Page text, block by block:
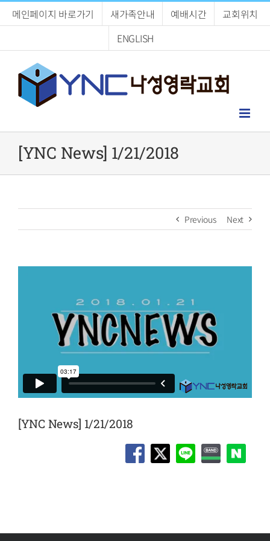
메인페이지 바로가기 새가족안내 예배시간
교회위치
ENGLISH
[YNC News] 1/21/2018
Previous Next
[YNC News] 1/21/2018